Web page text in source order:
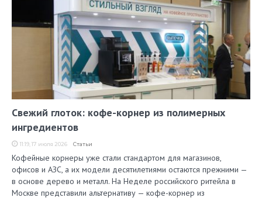
Свежий глоток: кофе-корнер из полимерных
ингредиентов
11:19, 17 июля 2026 Статьи
Кофейные корнеры уже стали стандартом для магазинов,
офисов и АЗС, а их модели десятилетиями остаются прежними —
в основе дерево и металл. На Неделе российского ритейла в
Москве представили альтернативу — кофе-корнер из